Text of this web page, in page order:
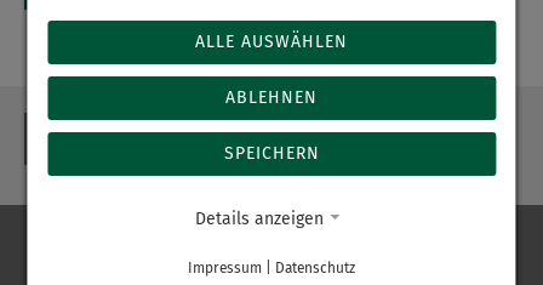
ZURÜCK
ALLE AUSWÄHLEN
ABLEHNEN
SPEICHERN
Details anzeigen
Impressum Datenschutz